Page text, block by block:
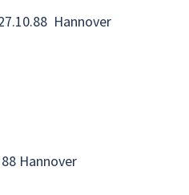
Hannover
Hannover